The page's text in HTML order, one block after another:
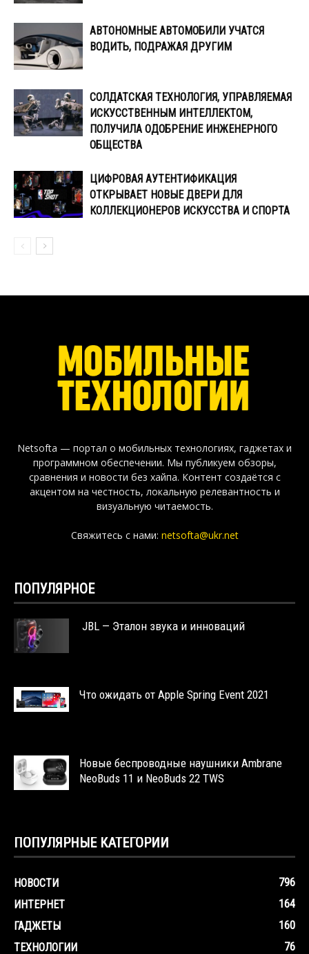
АВТОНОМНЫЕ АВТОМОБИЛИ УЧАТСЯ
ВОДИТЬ, ПОДРАЖАЯ ДРУГИМ
СОЛДАТСКАЯ ТЕХНОЛОГИЯ, УПРАВЛЯЕМАЯ
ИСКУССТВЕННЫМ ИНТЕЛЛЕКТОМ,
ПОЛУЧИЛА ОДОБРЕНИЕ ИНЖЕНЕРНОГО
ОБЩЕСТВА
ЦИФРОВАЯ АУТЕНТИФИКАЦИЯ
ОТКРЫВАЕТ НОВЫЕ ДВЕРИ ДЛЯ
КОЛЛЕКЦИОНЕРОВ ИСКУССТВА И СПОРТА
Netsofta — портал о мобильных технологиях, гаджетах и
программном обеспечении. Мы публикуем обзоры,
сравнения и новости без хайпа. Контент создаётся с
акцентом на честность, локальную релевантность и
визуальную читаемость.
Свяжитесь с нами: netsofta@ukr.net
ПОПУЛЯРНОЕ
JBL — Эталон звука и инноваций
Что ожидать от Apple Spring Event 2021
Новые беспроводные наушники Ambrane
NeoBuds 11 и NeoBuds 22 TWS
ПОПУЛЯРНЫЕ КАТЕГОРИИ
НОВОСТИ
796
ИНТЕРНЕТ
164
ГАДЖЕТЫ
160
ТЕХНОЛОГИИ
76